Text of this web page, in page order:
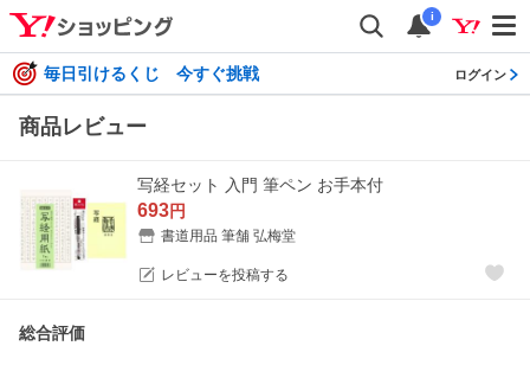
i
毎日引けるくじ 今すぐ挑戦 ログイン
商品レビュー
写経セット 入門 筆ペン お手本付
693円
書道用品 筆舗 弘梅堂
レビューを投稿する
総合評価